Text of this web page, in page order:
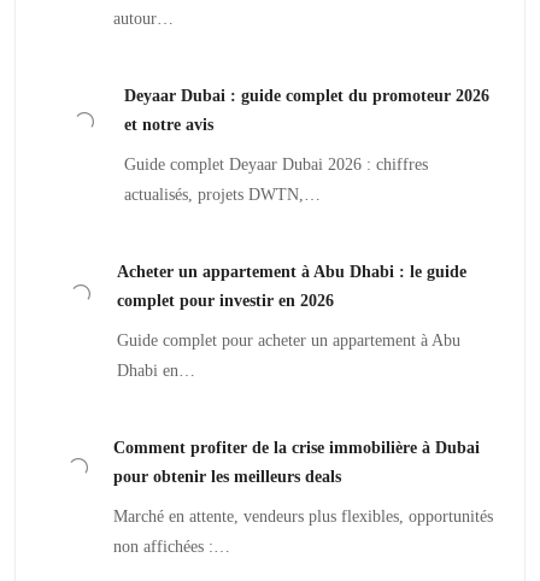
autour…
Deyaar Dubai : guide complet du promoteur 2026
et notre avis
Guide complet Deyaar Dubai 2026 : chiffres
actualisés, projets DWTN,…
Acheter un appartement à Abu Dhabi : le guide
complet pour investir en 2026
Guide complet pour acheter un appartement à Abu
Dhabi en…
Comment profiter de la crise immobilière à Dubai
pour obtenir les meilleurs deals
Marché en attente, vendeurs plus flexibles, opportunités
non affichées :…